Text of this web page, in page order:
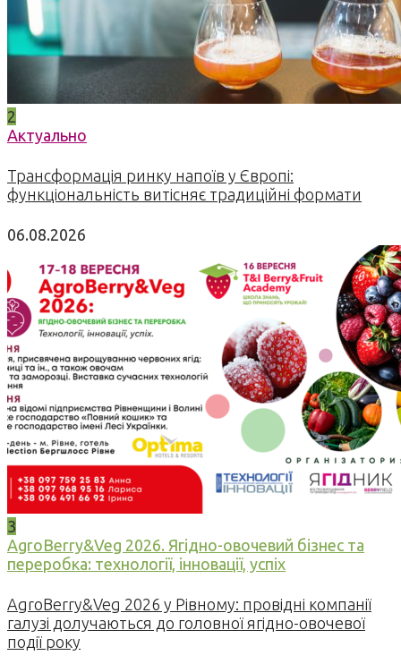
2
Актуально
Трансформація ринку напоїв у Європі:
функціональність витісняє традиційні формати
06.08.2026
3
AgroBerry&Veg 2026. Ягідно-овочевий бізнес та
переробка: технології, інновації, успіх
AgroBerry&Veg 2026 у Рівному: провідні компанії
галузі долучаються до головної ягідно-овочевої
події року